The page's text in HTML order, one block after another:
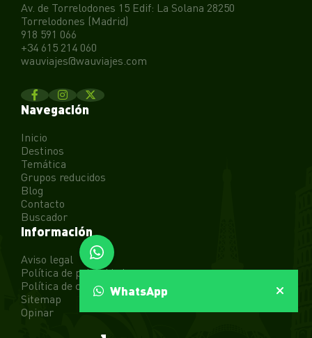
Av. de Torrelodones 15 Edif: La Solana 28250
Torrelodones (Madrid)
918 591 066
+34 615 214 060
wauviajes@wauviajes.com
Navegación
Inicio
Destinos
Temática
Grupos reducidos
Blog
Contacto
Buscador
Información
Aviso legal
Política de privacidad
Política de cookies
Sitemap
Opinar
WhatsApp